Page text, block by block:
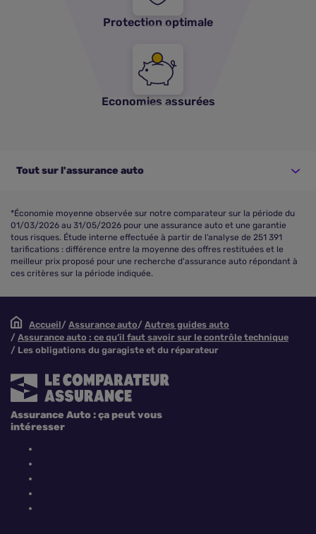
Protection optimale
Economies assurées
Tout sur l'assurance auto
*Économie moyenne observée sur notre comparateur sur la période du
01/03/2026 au 31/05/2026 pour une assurance auto et une garantie
tous risques. Étude interne effectuée à partir de l’analyse de 251 391
tarifications : différence entre la moyenne des offres restituées et le
meilleur prix proposé pour une recherche d'assurance auto répondant à
ces critères sur la période indiquée.
Accueil Assurance auto
Autres guides auto
Assurance auto : ce qu’il faut savoir sur le contrôle technique
Les obligations du garagiste et du réparateur
Assurance Auto : ça peut vous
intéresser